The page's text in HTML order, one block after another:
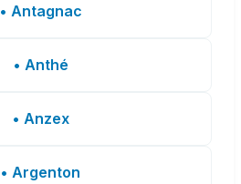
• Antagnac
• Anthé
• Anzex
• Argenton